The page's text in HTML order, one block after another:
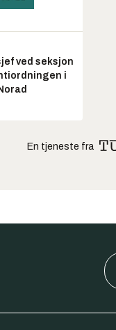
ved seksjon
i
En tjeneste fra